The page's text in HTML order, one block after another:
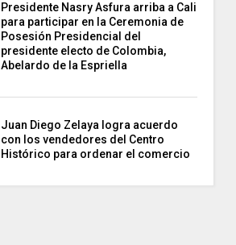
Presidente Nasry Asfura arriba a Cali
para participar en la Ceremonia de
Posesión Presidencial del
presidente electo de Colombia,
Abelardo de la Espriella
Juan Diego Zelaya logra acuerdo
con los vendedores del Centro
Histórico para ordenar el comercio